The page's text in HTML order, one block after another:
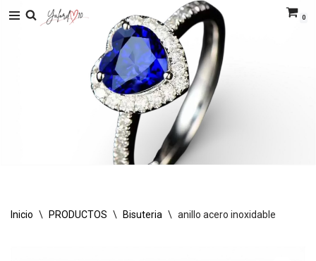
0
Inicio \ PRODUCTOS \ Bisuteria \ anillo acero inoxidable